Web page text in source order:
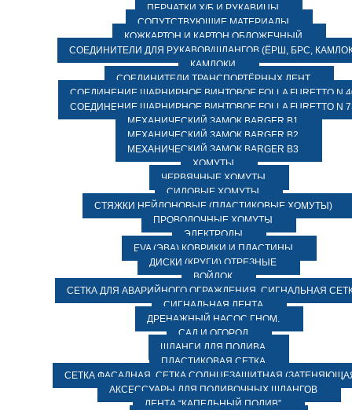
ПЕРЧАТКИ Х/Б И РУКАВИЦЫ
СОПУТСТВУЮЩИЕ МАТЕРИАЛЫ
КОЖКАРТОН И КАРТОН ОБЛОЖЕЧНЫЙ
СОЕДИНИТЕЛИ ДЛЯ РУКАВОВ/ШЛАНГОВ (ЁРШ, БРС,
КАМЛОКИ
СОЕДИНИТЕЛИ ТРАНСПОРТЁРНЫХ ЛЕНТ
СОЕДИНЕНИЕ ШАРНИРНОЕ ВИНТОВОЕ FOLLA FURETTO N
СОЕДИНЕНИЕ ШАРНИРНОЕ ВИНТОВОЕ FOLLA FURETTO N
МЕХАНИЧЕСКИЙ ЗАМОК BARGER B1
МЕХАНИЧЕСКИЙ ЗАМОК BARGER B2
МЕХАНИЧЕСКИЙ ЗАМОК BARGER B3
ХОМУТЫ
ЧЕРВЯЧНЫЕ ХОМУТЫ
СИЛОВЫЕ ХОМУТЫ
СТЯЖКИ НЕЙЛОНОВЫЕ (ПЛАСТИКОВЫЕ ХОМУТЫ)
ПРОВОЛОЧНЫЕ ХОМУТЫ
ЭЛЕКТРОДЫ
EVA (ЭВА) КОВРИКИ И ПЛАСТИНЫ
ДИСКИ (КРУГИ) ОТРЕЗНЫЕ
ВОЙЛОК
СЕТКА ДЛЯ АВАРИЙНОГО ОГРАЖДЕНИЯ, СИГНАЛЬНАЯ
СИГНАЛЬНАЯ ЛЕНТА
ДРЕНАЖНЫЙ НАСОС ГНОМ.
САД И ОГОРОД
ШЛАНГИ ДЛЯ ПОЛИВА
ПЛАСТИКОВАЯ СЕТКА
СЕТКА ФАСАДНАЯ. СЕТКА СОЛНЦЕЗАЩИТНАЯ
АКСЕССУАРЫ ДЛЯ ПОЛИВОЧНЫХ ШЛАНГОВ
ЛЕНТА “КАПЕЛЬНЫЙ ПОЛИВ”